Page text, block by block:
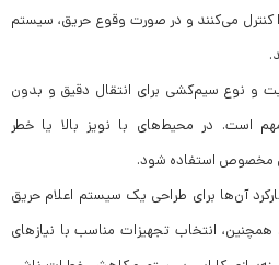
کنترل می‌کنند و در صورت وقوع حریق، سیستم
و نوع سیم‌کشی برای انتقال دقیق و بدون
است. در محیط‌های با نویز بالا یا خطر
مخصوص استفاده شود.
آن‌ها برای طراحی یک سیستم اعلام حریق
انتخاب تجهیزات مناسب با نیازهای